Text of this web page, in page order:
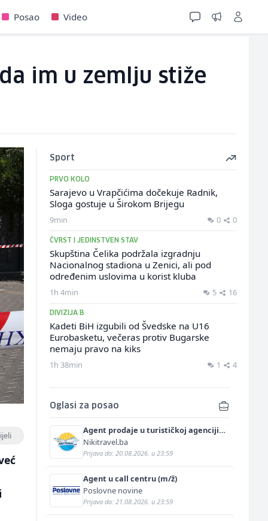
Posao Video
im u zemlju stiže
Sport
PRVO KOLO
Sarajevo u Vrapčićima dočekuje Radnik,
Sloga gostuje u Širokom Brijegu
9min 0 0
ČVRST I JEDINSTVEN STAV
Skupština Čelika podržala izgradnju
Nacionalnog stadiona u Zenici, ali pod
određenim uslovima u korist kluba
1h 4min 5 16
DIVIZIJA B
Kadeti BiH izgubili od Švedske na U16
Eurobasketu, večeras protiv Bugarske
nemaju pravo na kiks
1h 38min 1 4
Oglasi za posao
Agent prodaje u turističkoj agenciji
(m/ž)
Nikitravel.ba
Prijava do: 20.08.2026. u 23:59
Agent u call centru (m/ž)
Poslovne novine
Prijava do: 21.08.2026. u 23:59